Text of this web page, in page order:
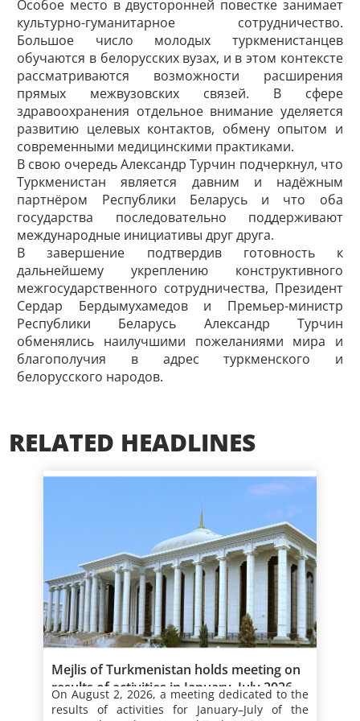
Особое место в двусторонней повестке занимает
культурно-гуманитарное сотрудничество.
Большое число молодых туркменистанцев
обучаются в белорусских вузах, и в этом контексте
рассматриваются возможности расширения
прямых межвузовских связей. В сфере
здравоохранения отдельное внимание уделяется
развитию целевых контактов, обмену опытом и
современными медицинскими практиками.
В свою очередь Александр Турчин подчеркнул, что
Туркменистан является давним и надёжным
партнёром Республики Беларусь и что оба
государства последовательно поддерживают
международные инициативы друг друга.
В завершение подтвердив готовность к
дальнейшему укреплению конструктивного
межгосударственного сотрудничества, Президент
Сердар Бердымухамедов и Премьер-министр
Республики Беларусь Александр Турчин
обменялись наилучшими пожеланиями мира и
благополучия в адрес туркменского и
белорусского народов.
RELATED HEADLINES
Mejlis of Turkmenistan holds meeting on
results of activities in January–July 2026
On August 2, 2026, a meeting dedicated to the
results of activities for January–July of the